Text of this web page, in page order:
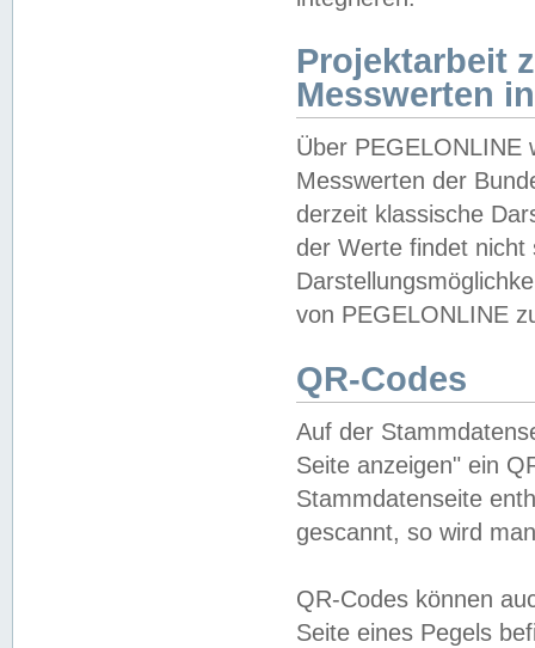
Projektarbeit
Messwerten
Über PEGELONLINE
Messwerten der
derzeit klassische
der Werte findet
von PEGELONLINE
QR-Codes
Auf der
Seite anzeigen" ein
Stammdatenseite
gescannt, so wird
QR-Codes können
Seite eines Pegels